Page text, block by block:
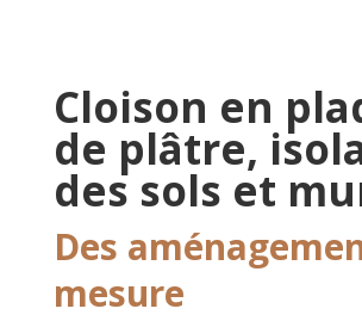
Cloison en
de plâtre,
des sols et
Des
mesure